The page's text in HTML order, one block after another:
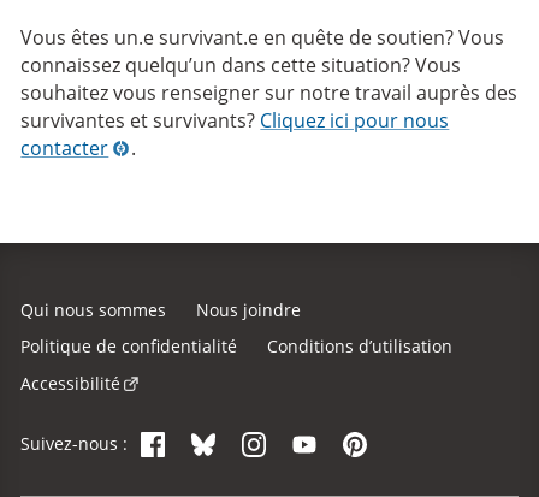
Vous êtes un.e survivant.e en quête de soutien? Vous
connaissez quelqu’un dans cette situation? Vous
souhaitez vous renseigner sur notre travail auprès des
survivantes et survivants? Cliquez ici pour nous
contacter
.
Qui nous sommes
Nous joindre
Politique de confidentialité
Conditions d’utilisation
Accessibilité
Suivez-nous : FacebookBlueskyInstagram
YouTubePinterest